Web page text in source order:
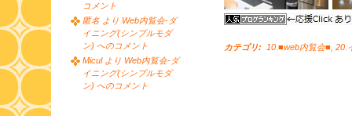
カテゴリ: 10.■web内覧会■ 20.
コメント
匿名 より Web内覧会-ダ
イニング(シンプルモダ
ン) へのコメント
Micul より Web内覧会-ダ
イニング(シンプルモダ
ン) へのコメント